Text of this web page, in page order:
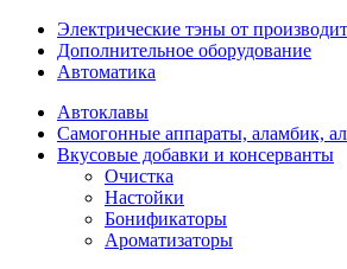
Электрические тэны от
Дополнительное оборудование
Автоматика
Автоклавы
Самогонные аппараты, аламбик,
Вкусовые добавки и консерванты
Очистка
Настойки
Бонификаторы
Ароматизаторы